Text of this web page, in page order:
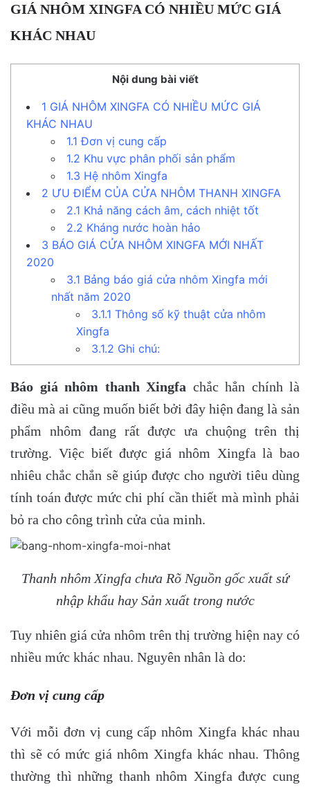
GIÁ NHÔM XINGFA CÓ NHIỀU MỨC GIÁ
KHÁC NHAU
Nội dung bài viết
1 GIÁ NHÔM XINGFA CÓ NHIỀU MỨC GIÁ
KHÁC NHAU
1.1 Đơn vị cung cấp
1.2 Khu vực phân phối sản phẩm
1.3 Hệ nhôm Xingfa
2 ƯU ĐIỂM CỦA CỬA NHÔM THANH XINGFA
2.1 Khả năng cách âm, cách nhiệt tốt
2.2 Kháng nước hoàn hảo
3 BÁO GIÁ CỬA NHÔM XINGFA MỚI NHẤT
2020
3.1 Bảng báo giá cửa nhôm Xingfa mới
nhất năm 2020
3.1.1 Thông số kỹ thuật cửa nhôm
Xingfa
3.1.2 Ghi chú:
Báo giá nhôm thanh Xingfa chắc hẳn chính là
điều mà ai cũng muốn biết bởi đây hiện đang là sản
phẩm nhôm đang rất được ưa chuộng trên thị
trường. Việc biết được giá nhôm Xingfa là bao
nhiêu chắc chắn sẽ giúp được cho người tiêu dùng
tính toán được mức chi phí cần thiết mà mình phải
bỏ ra cho công trình cửa của minh.
Thanh nhôm Xingfa chưa Rõ Nguồn gốc xuất sứ
nhập khẩu hay Sản xuất trong nước
Tuy nhiên giá cửa nhôm trên thị trường hiện nay có
nhiều mức khác nhau. Nguyên nhân là do:
Đơn vị cung cấp
Với mỗi đơn vị cung cấp nhôm Xingfa khác nhau
thì sẽ có mức giá nhôm Xingfa khác nhau. Thông
thường thì những thanh nhôm Xingfa được cung